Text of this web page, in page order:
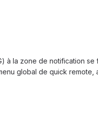
la zone de notification se
global de quick